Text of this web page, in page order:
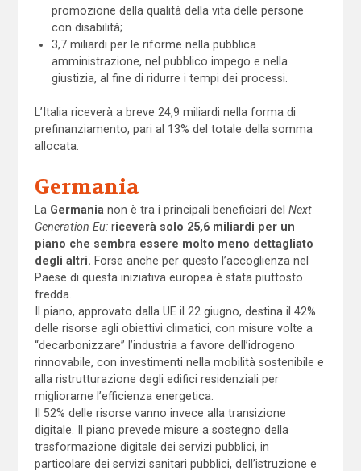
promozione della qualità della vita delle persone
con disabilità;
3,7 miliardi per le riforme nella pubblica
amministrazione, nel pubblico impego e nella
giustizia, al fine di ridurre i tempi dei processi.
L’Italia riceverà a breve 24,9 miliardi nella forma di
prefinanziamento, pari al 13% del totale della somma
allocata.
Germania
La Germania non è tra i principali beneficiari del Next
Generation Eu:riceverà solo 25,6 miliardi per un
piano che sembra essere molto meno dettagliato
degli altri. Forse anche per questo l’accoglienza nel
Paese di questa iniziativa europea è stata piuttosto
fredda.
Il piano, approvato dalla UE il 22 giugno, destina il 42%
delle risorse agli obiettivi climatici, con misure volte a
“decarbonizzare” l’industria a favore dell’idrogeno
rinnovabile, con investimenti nella mobilità sostenibile e
alla ristrutturazione degli edifici residenziali per
migliorarne l’efficienza energetica.
Il 52% delle risorse vanno invece alla transizione
digitale. Il piano prevede misure a sostegno della
trasformazione digitale dei servizi pubblici, in
particolare dei servizi sanitari pubblici, dell’istruzione e